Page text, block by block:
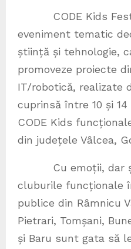
CODE Kids Fest
eveniment tematic
știință și tehnologie,
promoveze proiecte
IT/robotică, realizate
cuprinsă între 10 și
CODE Kids
din județele Vâlcea,
Cu emoții, dar și
cluburile funcționale
publice din Râmnicu
Pietrari, Tomșani,
și Baru sunt gata să